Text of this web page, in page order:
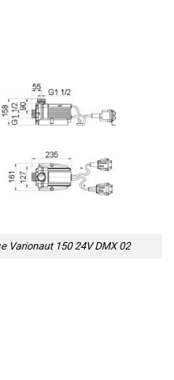
Varionaut 150 24V DMX 02